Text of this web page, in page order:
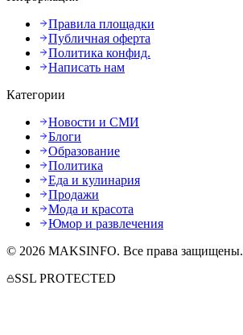
Правила площадки
Публичная оферта
Политика конфид.
Написать нам
Категории
Новости и СМИ
Блоги
Образование
Политика
Еда и кулинария
Продажи
Мода и красота
Юмор и развлечения
© 2026 MAKSINFO. Все права защищены.
SSL PROTECTED